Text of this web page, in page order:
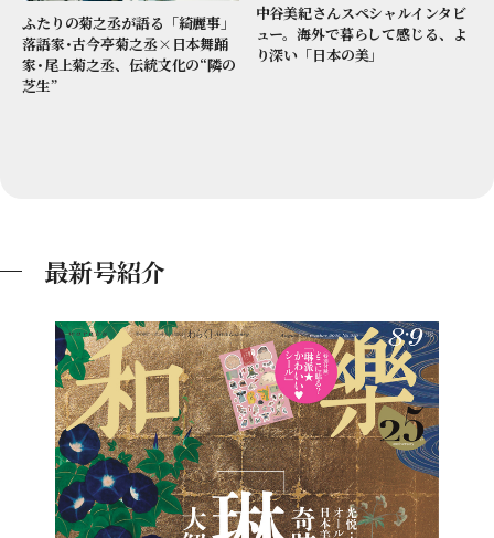
ふたりの菊之丞が語る「綺麗事」
落語家･古今亭菊之丞×日本舞踊
家･尾上菊之丞、伝統文化の“隣の
芝生”
中谷美紀さんスペシャルインタビ
ュー。海外で暮らして感じる、よ
り深い「日本の美」
最新号紹介